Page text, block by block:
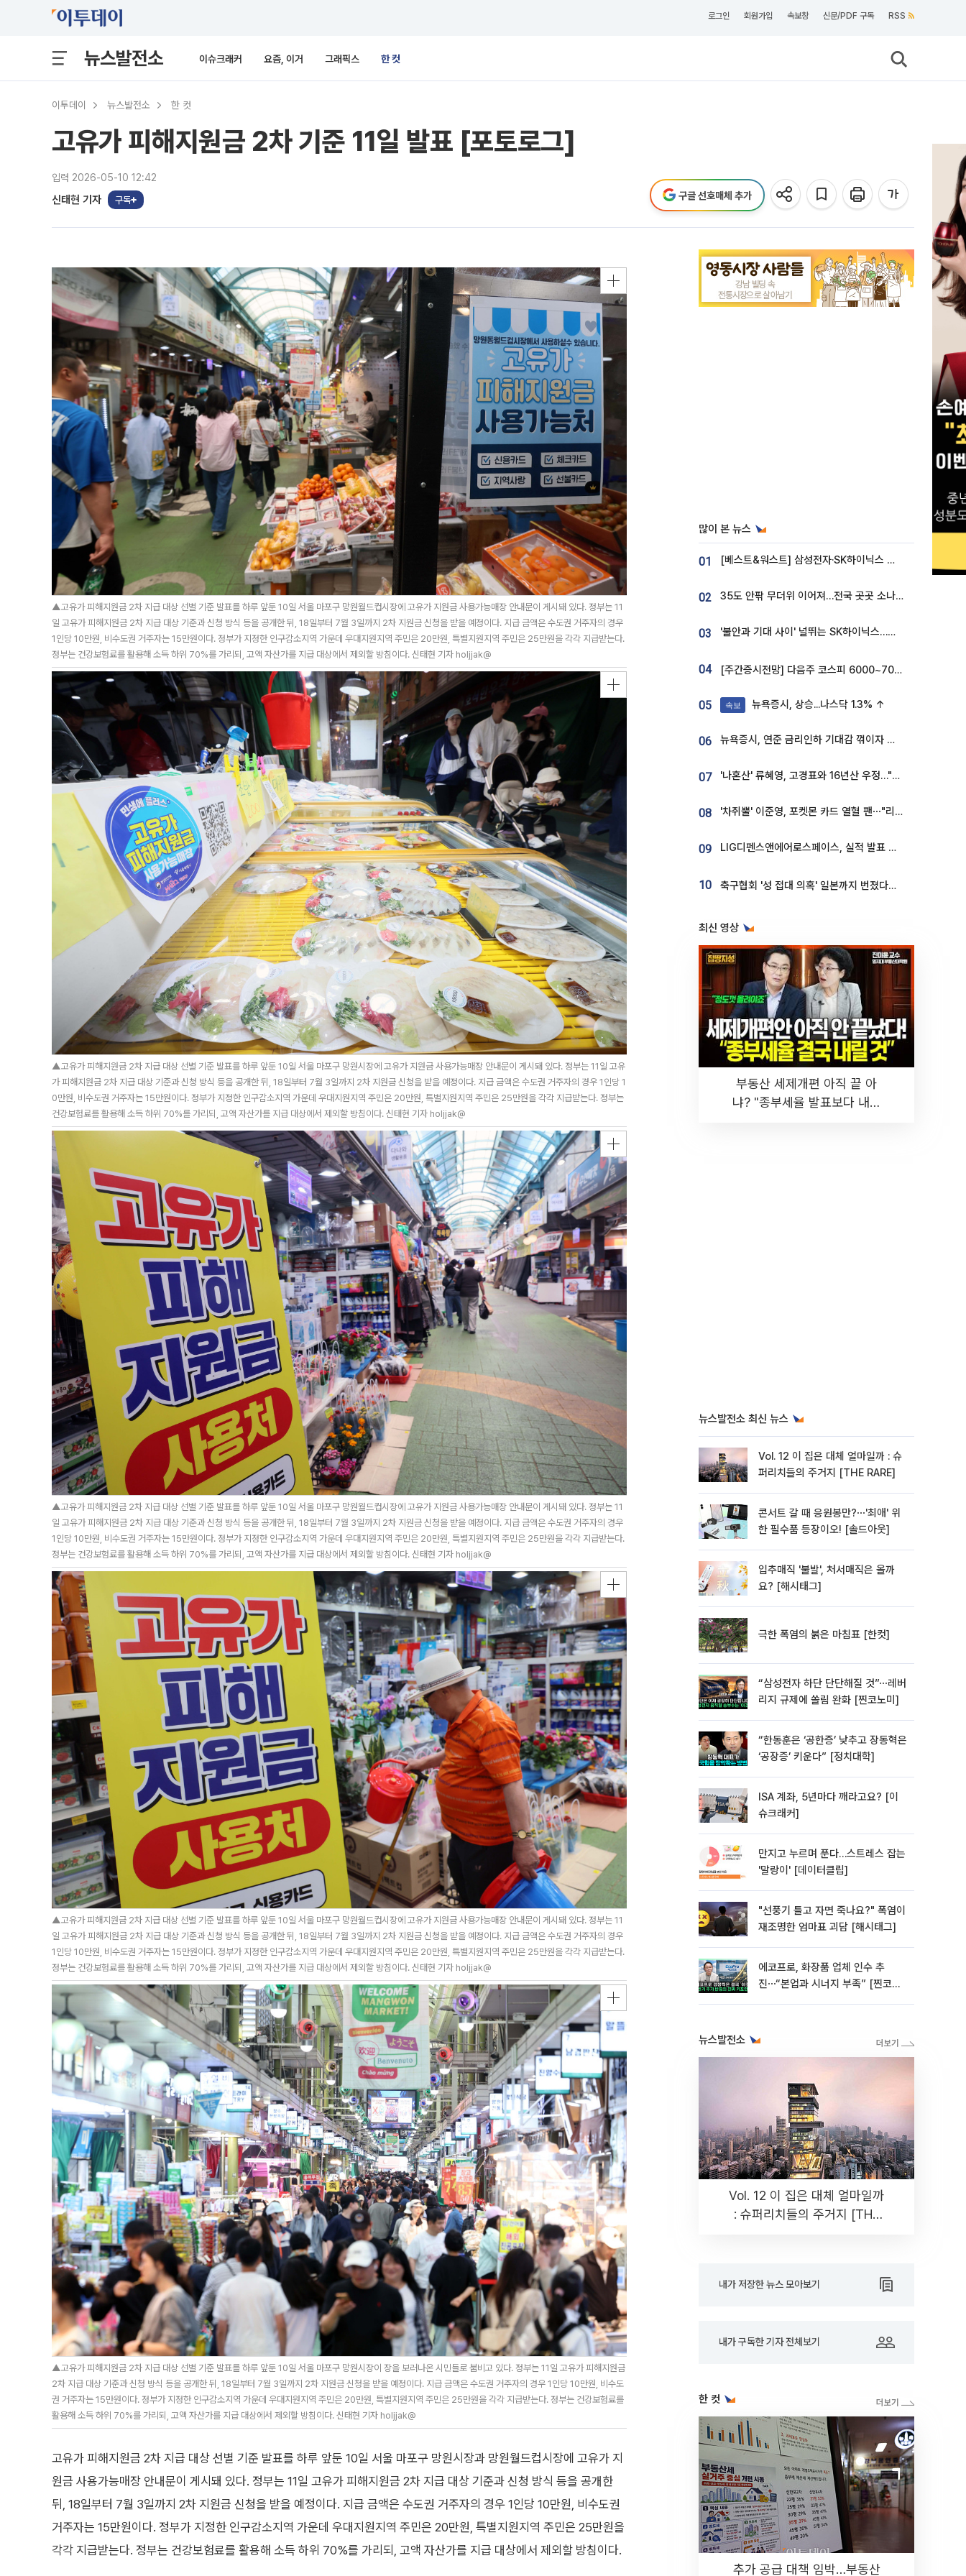
로그인 회원가입 속보창 신문/PDF 구독 RSS
뉴스발전소 이슈크래커 요즘, 이거 그래픽스 한 컷
이투데이 뉴스발전소 한 컷
고유가 피해지원금 2차 기준 11일 발표 [포토로그]
입력 2026-05-10 12:42
신태현 기자 구독 구글 선호매체 추가
▲고유가 피해지원금 2차 지급 대상 선별 기준 발표를 하루 앞둔 10일 서울 마포구 망원월드컵시장에 고유가 지원금 사용가능매장 안내문이 게시돼 있다. 정부는 11
일 고유가 피해지원금 2차 지급 대상 기준과 신청 방식 등을 공개한 뒤, 18일부터 7월 3일까지 2차 지원금 신청을 받을 예정이다. 지급 금액은 수도권 거주자의 경우
1인당 10만원, 비수도권 거주자는 15만원이다. 정부가 지정한 인구감소지역 가운데 우대지원지역 주민은 20만원, 특별지원지역 주민은 25만원을 각각 지급받는다.
정부는 건강보험료를 활용해 소득 하위 70%를 가리되, 고액 자산가를 지급 대상에서 제외할 방침이다. 신태현 기자 holjjak@
▲고유가 피해지원금 2차 지급 대상 선별 기준 발표를 하루 앞둔 10일 서울 마포구 망원시장에 고유가 지원금 사용가능매장 안내문이 게시돼 있다. 정부는 11일 고유
가 피해지원금 2차 지급 대상 기준과 신청 방식 등을 공개한 뒤, 18일부터 7월 3일까지 2차 지원금 신청을 받을 예정이다. 지급 금액은 수도권 거주자의 경우 1인당 1
0만원, 비수도권 거주자는 15만원이다. 정부가 지정한 인구감소지역 가운데 우대지원지역 주민은 20만원, 특별지원지역 주민은 25만원을 각각 지급받는다. 정부는
건강보험료를 활용해 소득 하위 70%를 가리되, 고액 자산가를 지급 대상에서 제외할 방침이다. 신태현 기자 holjjak@
▲고유가 피해지원금 2차 지급 대상 선별 기준 발표를 하루 앞둔 10일 서울 마포구 망원월드컵시장에 고유가 지원금 사용가능매장 안내문이 게시돼 있다. 정부는 11
일 고유가 피해지원금 2차 지급 대상 기준과 신청 방식 등을 공개한 뒤, 18일부터 7월 3일까지 2차 지원금 신청을 받을 예정이다. 지급 금액은 수도권 거주자의 경우
1인당 10만원, 비수도권 거주자는 15만원이다. 정부가 지정한 인구감소지역 가운데 우대지원지역 주민은 20만원, 특별지원지역 주민은 25만원을 각각 지급받는다.
정부는 건강보험료를 활용해 소득 하위 70%를 가리되, 고액 자산가를 지급 대상에서 제외할 방침이다. 신태현 기자 holjjak@
▲고유가 피해지원금 2차 지급 대상 선별 기준 발표를 하루 앞둔 10일 서울 마포구 망원월드컵시장에 고유가 지원금 사용가능매장 안내문이 게시돼 있다. 정부는 11
일 고유가 피해지원금 2차 지급 대상 기준과 신청 방식 등을 공개한 뒤, 18일부터 7월 3일까지 2차 지원금 신청을 받을 예정이다. 지급 금액은 수도권 거주자의 경우
1인당 10만원, 비수도권 거주자는 15만원이다. 정부가 지정한 인구감소지역 가운데 우대지원지역 주민은 20만원, 특별지원지역 주민은 25만원을 각각 지급받는다.
정부는 건강보험료를 활용해 소득 하위 70%를 가리되, 고액 자산가를 지급 대상에서 제외할 방침이다. 신태현 기자 holjjak@
▲고유가 피해지원금 2차 지급 대상 선별 기준 발표를 하루 앞둔 10일 서울 마포구 망원시장이 장을 보러나온 시민들로 붐비고 있다. 정부는 11일 고유가 피해지원금
2차 지급 대상 기준과 신청 방식 등을 공개한 뒤, 18일부터 7월 3일까지 2차 지원금 신청을 받을 예정이다. 지급 금액은 수도권 거주자의 경우 1인당 10만원, 비수도
권 거주자는 15만원이다. 정부가 지정한 인구감소지역 가운데 우대지원지역 주민은 20만원, 특별지원지역 주민은 25만원을 각각 지급받는다. 정부는 건강보험료를
활용해 소득 하위 70%를 가리되, 고액 자산가를 지급 대상에서 제외할 방침이다. 신태현 기자 holjjak@
고유가 피해지원금 2차 지급 대상 선별 기준 발표를 하루 앞둔 10일 서울 마포구 망원시장과 망원월드컵시장에 고유가 지
원금 사용가능매장 안내문이 게시돼 있다. 정부는 11일 고유가 피해지원금 2차 지급 대상 기준과 신청 방식 등을 공개한
뒤, 18일부터 7월 3일까지 2차 지원금 신청을 받을 예정이다. 지급 금액은 수도권 거주자의 경우 1인당 10만원, 비수도권
거주자는 15만원이다. 정부가 지정한 인구감소지역 가운데 우대지원지역 주민은 20만원, 특별지원지역 주민은 25만원을
각각 지급받는다. 정부는 건강보험료를 활용해 소득 하위 70%를 가리되, 고액 자산가를 지급 대상에서 제외할 방침이다.
많이 본 뉴스
01 [베스트&워스트] 삼성전자·SK하이닉스 밀린 한 주…상상인증권은 85% 급등
02 35도 안팎 무더위 이어져…전국 곳곳 소나기 [오늘 날씨]
03 '불안과 기대 사이' 널뛰는 SK하이닉스…증권가 "HBM4·LTA 기반 펀터멘털 견고"
04 [주간증시전망] 다음주 코스피 6000~7000⋯“外人 수급은 정책이 변수”
05 속보 뉴욕증시, 상승...나스닥 1.3% ↑
06 뉴욕증시, 연준 금리인하 기대감 꺾이자 상승...S&P500 사상 최고치 [종합]
07 '나혼산' 류혜영, 고경표와 16년산 우정…"자취방서 부모님과 마주쳐"
08 '차쥐뿔' 이준영, 포켓몬 카드 열혈 팬⋯"리셀러 처단할 것"
09 LIG디펜스앤에어로스페이스, 실적 발표 후 급락→반등⋯증권가 “28년까지 튼튼”
10 축구협회 '성 접대 의혹' 일본까지 번졌다…日 심판 실명 공개
최신 영상
부동산 세제개편 아직 끝 아
냐? "종부세율 발표보다 내릴
뉴스발전소 최신 뉴스
Vol. 12 이 집은 대체 얼마일까 : 슈
퍼리치들의 주거지 [THE RARE]
콘서트 갈 때 응원봉만?⋯'최애' 위
한 필수품 등장이오! [솔드아웃]
입추매직 '불발', 처서매직은 올까
요? [해시태그]
극한 폭염의 붉은 마침표 [한컷]
“삼성전자 하단 단단해질 것”⋯레버
리지 규제에 쏠림 완화 [찐코노미]
“한동훈은 ‘공한증’ 낮추고 장동혁은
‘공장증’ 키운다” [정치대학]
ISA 계좌, 5년마다 깨라고요? [이
슈크래커]
만지고 누르며 푼다…스트레스 잡는
'말랑이' [데이터클립]
"선풍기 틀고 자면 죽나요?" 폭염이
재조명한 엄마표 괴담 [해시태그]
에코프로, 화장품 업체 인수 추
진⋯“본업과 시너지 부족” [찐코노
뉴스발전소
Vol. 12 이 집은 대체 얼마일까
: 슈퍼리치들의 주거지 [THE
내가 저장한 뉴스 모아보기
내가 구독한 기자 전체보기
한 컷
추가 공급 대책 임박…부동산